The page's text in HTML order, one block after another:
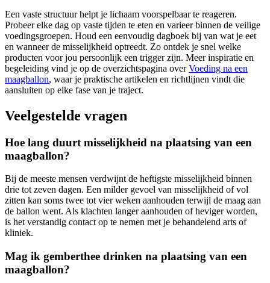
Een vaste structuur helpt je lichaam voorspelbaar te reageren.
Probeer elke dag op vaste tijden te eten en varieer binnen de veilige
voedingsgroepen. Houd een eenvoudig dagboek bij van wat je eet
en wanneer de misselijkheid optreedt. Zo ontdek je snel welke
producten voor jou persoonlijk een trigger zijn. Meer inspiratie en
begeleiding vind je op de overzichtspagina overVoeding na een
maagballon, waar je praktische artikelen en richtlijnen vindt die
aansluiten op elke fase van je traject.
Veelgestelde vragen
Hoe lang duurt misselijkheid na plaatsing van een
maagballon?
Bij de meeste mensen verdwijnt de heftigste misselijkheid binnen
drie tot zeven dagen. Een milder gevoel van misselijkheid of vol
zitten kan soms twee tot vier weken aanhouden terwijl de maag aan
de ballon went. Als klachten langer aanhouden of heviger worden,
is het verstandig contact op te nemen met je behandelend arts of
kliniek.
Mag ik gemberthee drinken na plaatsing van een
maagballon?